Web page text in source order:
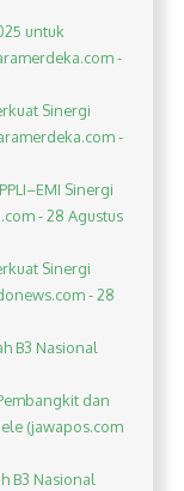
untuk
-
Sinergi
-
Sinergi
- 28 Agustus
Sinergi
- 28
B3 Nasional
dan
(jawapos.com
B3 Nasional